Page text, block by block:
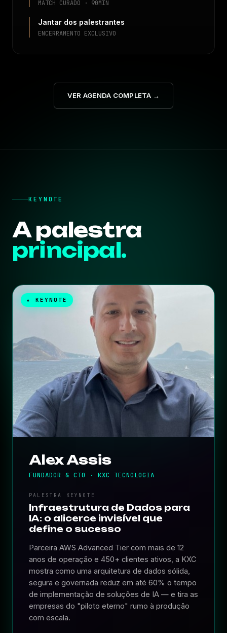
MATCH CURADO · 90MIN
Jantar dos palestrantes
ENCERRAMENTO EXCLUSIVO
VER AGENDA COMPLETA →
KEYNOTE
A palestra
principal.
★ KEYNOTE
Alex Assis
FUNDADOR & CTO · KXC TECNOLOGIA
PALESTRA KEYNOTE
Infraestrutura de Dados para
IA: o alicerce invisível que
define o sucesso
Parceira AWS Advanced Tier com mais de 12
anos de operação e 450+ clientes ativos, a KXC
mostra como uma arquitetura de dados sólida,
segura e governada reduz em até 60% o tempo
de implementação de soluções de IA — e tira as
empresas do "piloto eterno" rumo à produção
com escala.